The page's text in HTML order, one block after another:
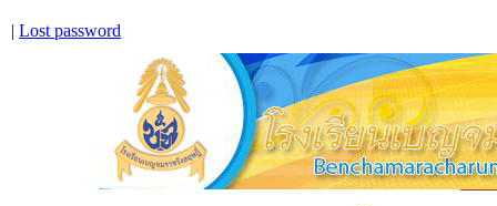
| Lost password